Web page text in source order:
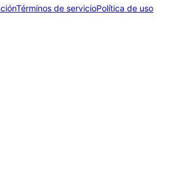
Términos de servicioPolítica de uso